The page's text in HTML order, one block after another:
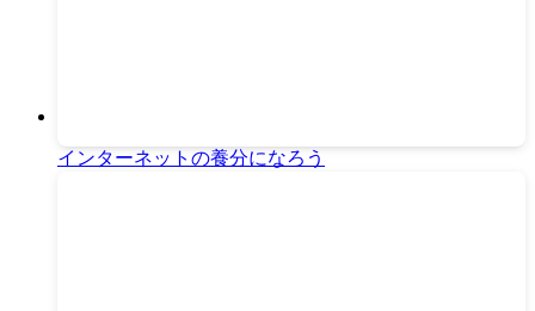
インターネットの養分になろう